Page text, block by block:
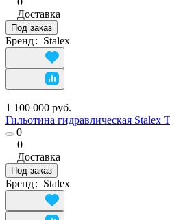
Доставка
Под заказ
Бренд: Stalex
1 100 000 руб.
Гильотина гидравлическая Stalex
0
0
Доставка
Под заказ
Бренд: Stalex